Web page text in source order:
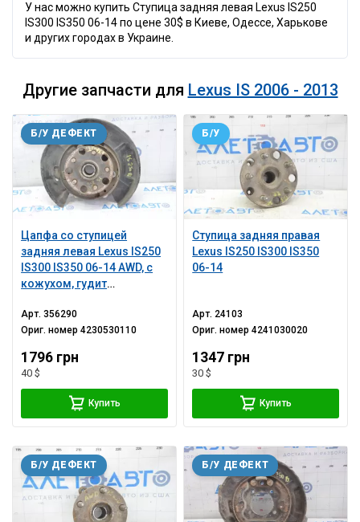
У нас можно купить Ступица задняя левая Lexus IS250
IS300 IS350 06-14 по цене 30$ в Киеве, Одессе, Харькове
и других городах в Украине.
Другие запчасти для Lexus IS 2006 - 2013
Цапфа со ступицей
задняя левая Lexus IS250
IS300 IS350 06-14 AWD, с
кожухом, гудит
Б/У ДЕФЕКТ
Арт.356290
Ориг. номер4230530110
1796 грн
40 $
Купить
Ступица задняя правая
Lexus IS250 IS300 IS350
06-14
Б/У
Арт. 24103
Ориг. номер4241030020
1347 грн
30 $
Купить
Б/У ДЕФЕКТ Б/У ДЕФЕКТ